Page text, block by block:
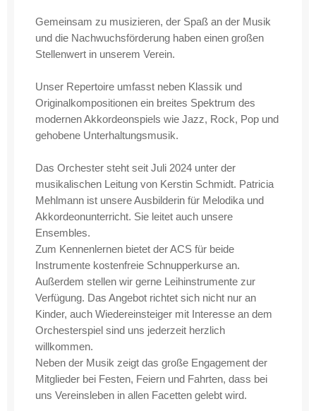
Gemeinsam zu musizieren, der Spaß an der Musik
und die Nachwuchsförderung haben einen großen
Stellenwert in unserem Verein.
Unser Repertoire umfasst neben Klassik und
Originalkompositionen ein breites Spektrum des
modernen Akkordeonspiels wie Jazz, Rock, Pop und
gehobene Unterhaltungsmusik.
Das Orchester steht seit Juli 2024 unter der
musikalischen Leitung von Kerstin Schmidt. Patricia
Mehlmann ist unsere Ausbilderin für Melodika und
Akkordeonunterricht. Sie leitet auch unsere
Ensembles.
Zum Kennenlernen bietet der ACS für beide
Instrumente kostenfreie Schnupperkurse an.
Außerdem stellen wir gerne Leihinstrumente zur
Verfügung. Das Angebot richtet sich nicht nur an
Kinder, auch Wiedereinsteiger mit Interesse an dem
Orchesterspiel sind uns jederzeit herzlich
willkommen.
Neben der Musik zeigt das große Engagement der
Mitglieder bei Festen, Feiern und Fahrten, dass bei
uns Vereinsleben in allen Facetten gelebt wird.